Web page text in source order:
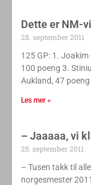
Dette er NM-
28. september 2011
125 GP: 1.
100 poeng 3.
Aukland, 47
Les mer »
– Jaaaaa, vi
25. september 2011
– Tusen takk til
norgesmester